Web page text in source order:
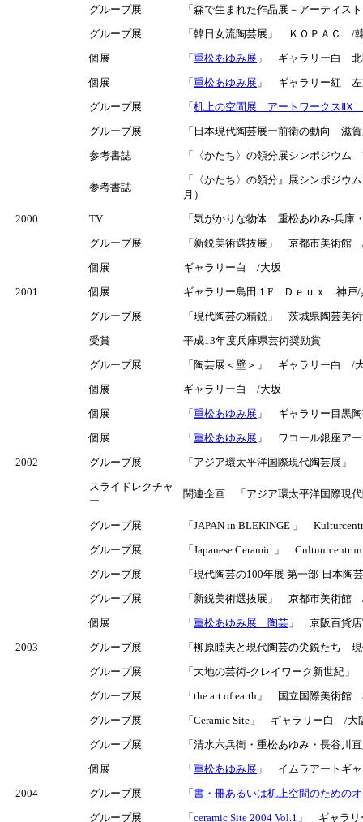
グループ展
「森で生まれた作品展－アーティ
グループ展
「韓日女流陶芸展」 ＫＯＰＡＣ /
個展
「 重松あゆみ展 」 ギャラリー白 北
個展
「 重松あゆみ展 」 ギャラリー紅 左
グループ展
「 机上の空間展 アートワークスⅡⅩ
グループ展
「日本現代陶芸展ー前衛の動向 滋
参考書誌
「〈かたち〉の領分展シンポジウ
参考書誌
「〈かたち〉の領分』展シンポジ
月）
2000
TV
「気がかりな物体 重松あゆみ-兵
グループ展
「新鋭美術選抜展」 京都市美術館
個展
ギャラリー白 /大坂
2001
個展
ギャラリー島田１F Ｄｅｕｘ 神戸
グループ展
「現代陶芸の精鋭」 茨城県陶芸美
受賞
平成13年度兵庫県芸術奨励賞
グループ展
「陶芸展＜壁＞」 ギャラリー白 /
個展
ギャラリー白 /大坂
個展
「 重松あゆみ展 」 ギャラリー目黒
個展
「 重松あゆみ展 」 ワコール銀座ア
2002
グループ展
「アジア環太平洋国際現代陶芸展
スライドレクチャ
ー
関連企画 「アジア環太平洋国際現
グループ展
「JAPAN in BLEKINGE 」
グループ展
「Japanese Ceramic 」
グループ展
「現代陶芸の100年展 第一部-日本
グループ展
「新鋭美術選抜展」 京都市美術館
個展
「 重松あゆみ展 陶芸 」 京阪百貨
2003
グループ展
「柳原睦夫と現代陶芸の尖鋭たち
グループ展
「大地の芸術-クレイワーク新世紀
グループ展
「the art of earth」 国立国際美術館
グループ展
「Ceramic Site」 ギャラリー白 /大
グループ展
「清水六兵衛・重松あゆみ・長谷
個展
「 重松あゆみ展 」 イムラアートギ
2004
グループ展 「 書・冊あるいは机上空間のための
グループ展
「 ceramic Site 2004 Vol.1 」 ギャラ